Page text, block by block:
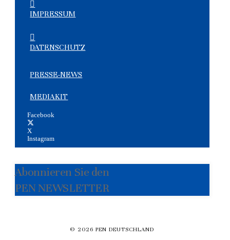
IMPRESSUM
DATENSCHUTZ
PRESSE-NEWS
MEDIAKIT
Facebook
X
Instagram
Abonnieren Sie den
PEN NEWSLETTER
© 2026 PEN DEUTSCHLAND